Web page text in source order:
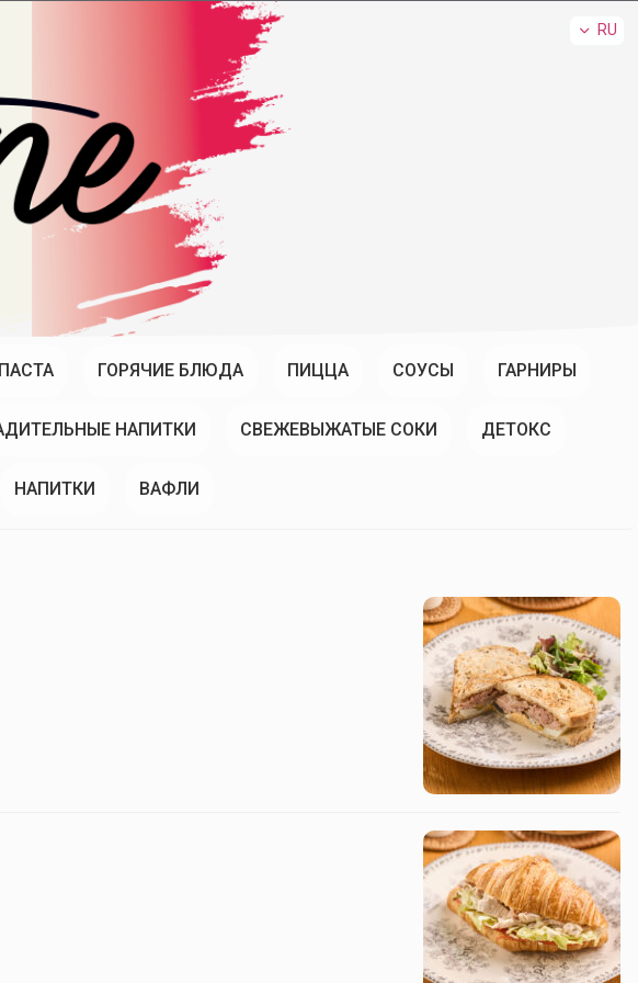
RU
ПАСТА ГОРЯЧИЕ БЛЮДА ПИЦЦА СОУСЫ ГАРНИРЫ
НАПИТКИ СВЕЖЕВЫЖАТЫЕ СОКИ ДЕТОКС
НАПИТКИ ВАФЛИ